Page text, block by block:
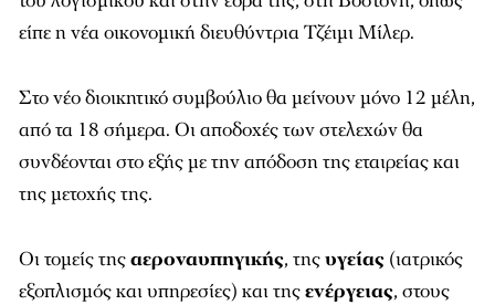
είπε η νέα οικονομική διευθύντρια Τζέιμι Μίλερ.
Στο νέο διοικητικό συμβούλιο θα μείνουν μόνο 12 μέλη,
από τα 18 σήμερα. Οι αποδοχές των στελεχών θα
συνδέονται στο εξής με την απόδοση της εταιρείας και
της μετοχής της.
Οι τομείς τηςαεροναυπηγικής, τηςυγείας (ιατρικός
εξοπλισμός και υπηρεσίες) και τηςενέργειας, στους